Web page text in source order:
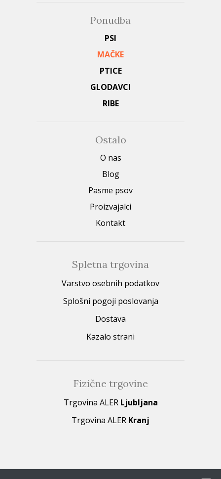
Ponudba
PSI
MAČKE
PTICE
GLODAVCI
RIBE
Ostalo
O nas
Blog
Pasme psov
Proizvajalci
Kontakt
Spletna trgovina
Varstvo osebnih podatkov
Splošni pogoji poslovanja
Dostava
Kazalo strani
Fizične trgovine
Trgovina ALER Ljubljana
Trgovina ALER Kranj